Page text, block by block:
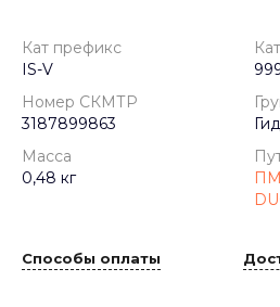
Кат префикс
IS-V
Номер СКМТР
3187899863
Масса
0,48 кг
Способы оплаты